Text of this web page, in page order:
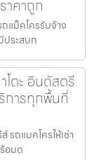
าคาถูก
แม็คโครรับจ้าง
ประสบก
ตะ อินดัสตรี
การทุกพื้นที่
รถแมคโครให้เช่า
อมด